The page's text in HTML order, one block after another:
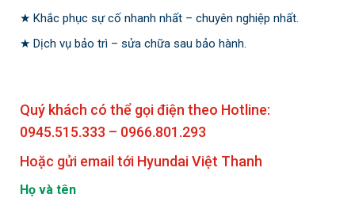
★ Khắc phục sự cố nhanh nhất – chuyên nghiệp nhất.
★ Dịch vụ bảo trì – sửa chữa sau bảo hành.
Quý khách có thể gọi điện theo Hotline:
0945.515.333 – 0966.801.293
Hoặc gửi email tới Hyundai Việt Thanh
Họ và tên